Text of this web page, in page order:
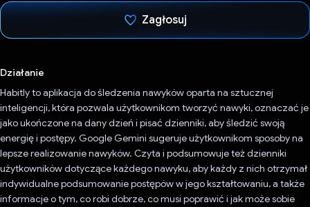
Zagłosuj
Działanie
Habitly to aplikacja do śledzenia nawyków oparta na sztucznej
inteligencji, która pozwala użytkownikom tworzyć nawyki, oznaczać je
jako ukończone na dany dzień i pisać dzienniki, aby śledzić swoją
energię i postępy. Google Gemini sugeruje użytkownikom sposoby na
lepsze realizowanie nawyków. Czyta i podsumowuje też dzienniki
użytkowników dotyczące każdego nawyku, aby każdy z nich otrzymał
indywidualne podsumowanie postępów w jego kształtowaniu, a także
informacje o tym, co robi dobrze, co musi poprawić i jak może sobie